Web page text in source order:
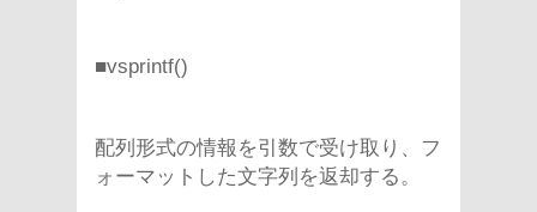
■vsprintf()
配列形式の情報を引数で受け取り、フ
ォーマットした文字列を返却する。